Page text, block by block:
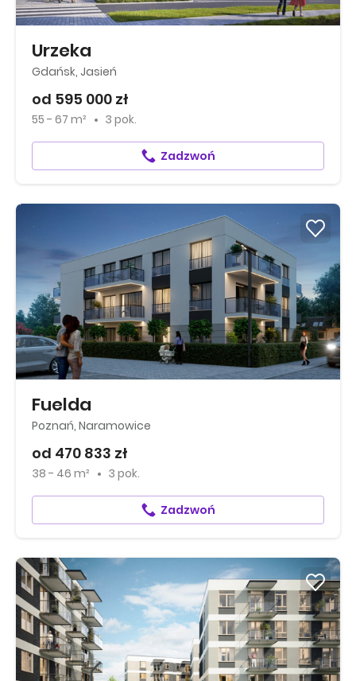
Urzeka
Gdańsk, Jasień
od 595 000 zł
55 - 67 m² 3 pok.
Zadzwoń
Fuelda
Poznań, Naramowice
od 470 833 zł
38 - 46 m² 3 pok.
Zadzwoń